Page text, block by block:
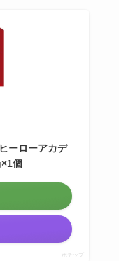
ーローアカデ
個
ポチップ